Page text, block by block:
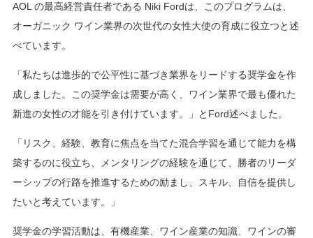
AOL の最高経営責任者である Niki Fordは、このプログラムは、
オーガニック ワイン業界の次世代の女性大使の育成に役立つと述
べています。
「私たちは進歩的で公平性に基づき業界をリードする奨学金を作
成しました。この奨学金は需要が高く、ワイン業界で最も優れた
新進の女性の才能を引き付けています。」とFord述べました。
「リスク、経験、教育に焦点を当てた混合学習を通じて能力を構
築するのに役立ち、メンタリングの経験を通じて、勝者のリーダ
ーシップの行路を推進するための励まし、スキル、自信を提供し
たいと考えています。」
奨学金の学習活動は、有機産業、ワイン産業の知識、ワインの審